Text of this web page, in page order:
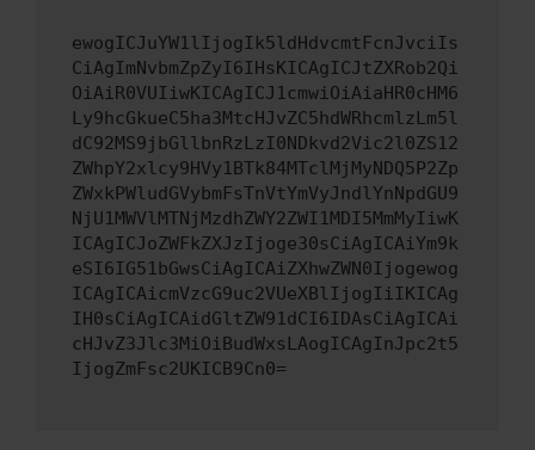
ewogICJuYW1lIjogIk5ldHdvcmtFcnJvciIs
CiAgImNvbmZpZyI6IHsKICAgICJtZXRob2Qi
OiAiR0VUIiwKICAgICJ1cmwiOiAiaHR0cHM6
Ly9hcGkueC5ha3MtcHJvZC5hdWRhcmlzLm5l
dC92MS9jbGllbnRzLzI0NDkvd2Vic2l0ZS12
ZWhpY2xlcy9HVy1BTk84MTclMjMyNDQ5P2Zp
ZWxkPWludGVybmFsTnVtYmVyJndlYnNpdGU9
NjU1MWVlMTNjMzdhZWY2ZWI1MDI5MmMyIiwK
ICAgICJoZWFkZXJzIjoge30sCiAgICAiYm9k
eSI6IG51bGwsCiAgICAiZXhwZWN0Ijogewog
ICAgICAicmVzcG9uc2VUeXBlIjogIiIKICAg
IH0sCiAgICAidGltZW91dCI6IDAsCiAgICAi
cHJvZ3Jlc3MiOiBudWxsLAogICAgInJpc2t5
IjogZmFsc2UKICB9Cn0=